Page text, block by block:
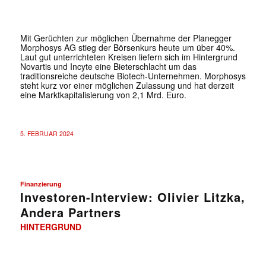
Mit Gerüchten zur möglichen Übernahme der Planegger
Morphosys AG stieg der Börsenkurs heute um über 40%.
Laut gut unterrichteten Kreisen liefern sich im Hintergrund
Novartis und Incyte eine Bieterschlacht um das
traditionsreiche deutsche Biotech-Unternehmen. Morphosys
steht kurz vor einer möglichen Zulassung und hat derzeit
eine Marktkapitalisierung von 2,1 Mrd. Euro.
5. FEBRUAR 2024
Finanzierung
Investoren-Interview: Olivier Litzka,
Andera Partners
HINTERGRUND